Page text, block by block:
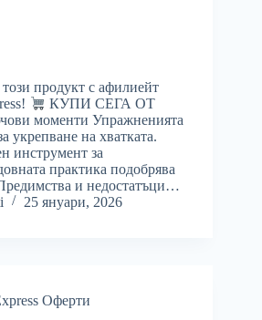
продукт с афилиейт
КУПИ СЕГА ОТ
моменти Упражненията
укрепване на хватката.
инструмент за
практика подобрява
и недостатъци…
25 януари, 2026
Оферти